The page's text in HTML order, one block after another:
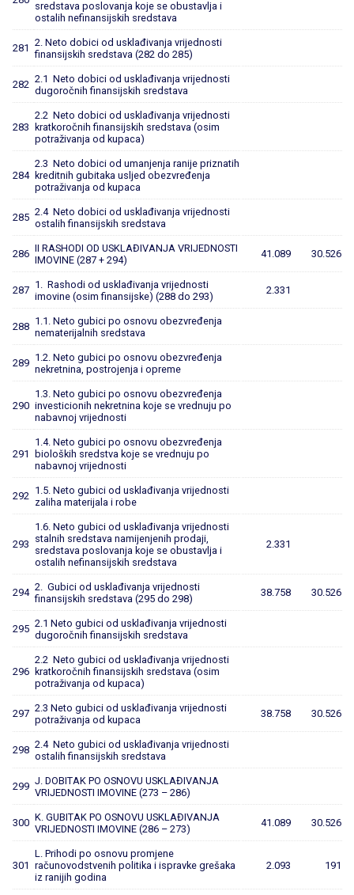
sredstava poslovanja koje se obustavlja i
ostalih nefinansijskih sredstava
281 2. Neto dobici od usklađivanja vrijednosti
finansijskih sredstava (282 do 285)
282 2.1 Neto dobici od usklađivanja vrijednosti
dugoročnih finansijskih sredstava
283
2.2 Neto dobici od usklađivanja vrijednosti
kratkoročnih finansijskih sredstava (osim
potraživanja od kupaca)
284
2.3 Neto dobici od umanjenja ranije priznatih
kreditnih gubitaka usljed obezvređenja
potraživanja od kupaca
285 2.4 Neto dobici od usklađivanja vrijednosti
ostalih finansijskih sredstava
286 II RASHODI OD USKLAĐIVANJA VRIJEDNOSTI
IMOVINE (287 + 294)
41.089 30.526
287 1. Rashodi od usklađivanja vrijednosti
imovine (osim finansijske) (288 do 293)
2.331
288 1.1. Neto gubici po osnovu obezvređenja
nematerijalnih sredstava
289 1.2. Neto gubici po osnovu obezvređenja
nekretnina, postrojenja i opreme
290
1.3. Neto gubici po osnovu obezvređenja
investicionih nekretnina koje se vrednuju po
nabavnoj vrijednosti
291
1.4. Neto gubici po osnovu obezvređenja
bioloških sredstva koje se vrednuju po
nabavnoj vrijednosti
292 1.5. Neto gubici od usklađivanja vrijednosti
zaliha materijala i robe
293
1.6. Neto gubici od usklađivanja vrijednosti
stalnih sredstava namijenjenih prodaji,
sredstava poslovanja koje se obustavlja i
ostalih nefinansijskih sredstava
2.331
294 2. Gubici od usklađivanja vrijednosti
finansijskih sredstava (295 do 298)
38.758 30.526
295 2.1 Neto gubici od usklađivanja vrijednosti
dugoročnih finansijskih sredstava
296
2.2 Neto gubici od usklađivanja vrijednosti
kratkoročnih finansijskih sredstava (osim
potraživanja od kupaca)
297 2.3 Neto gubici od usklađivanja vrijednosti
potraživanja od kupaca
38.758 30.526
298 2.4 Neto gubici od usklađivanja vrijednosti
ostalih finansijskih sredstava
299 J. DOBITAK PO OSNOVU USKLAĐIVANJA
VRIJEDNOSTI IMOVINE (273 – 286)
300 K. GUBITAK PO OSNOVU USKLAĐIVANJA
VRIJEDNOSTI IMOVINE (286 – 273)
41.089 30.526
301
L. Prihodi po osnovu promjene
računovodstvenih politika i ispravke grešaka
iz ranijih godina
2.093 191